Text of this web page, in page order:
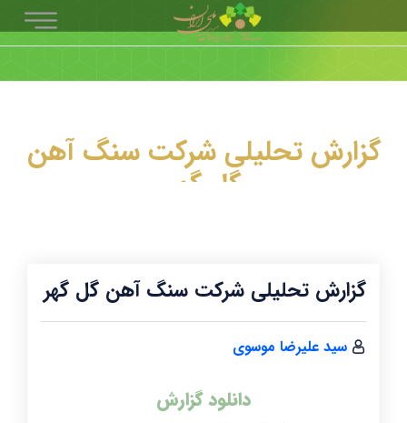
گزارش تحلیلی شرکت سنگ آهن
گل گهر
گزارش تحلیلی شرکت سنگ آهن گل گهر
سید علیرضا موسوی
دانلود گزارش